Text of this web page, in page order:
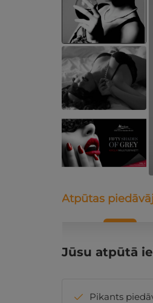
Atpūtas
Jūsu atpūtā
Pikants